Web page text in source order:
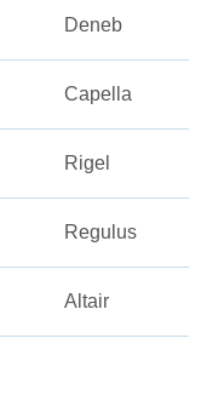
Deneb
Capella
Rigel
Regulus
Altair